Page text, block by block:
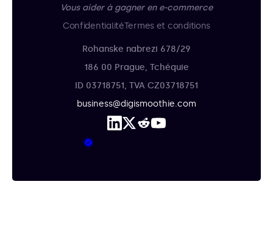
Vous aider à gagner en e-commerce
ConfidentialitéTermes et conditions
Rohanske nabrezi 678/29
186 00 Prague, Tchéquie
ID 03718751, TVA CZ03718751
business@digismoothie.com